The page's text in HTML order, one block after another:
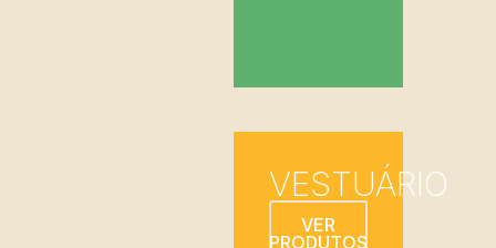
VESTUÁRIO
VER
PRODUTOS